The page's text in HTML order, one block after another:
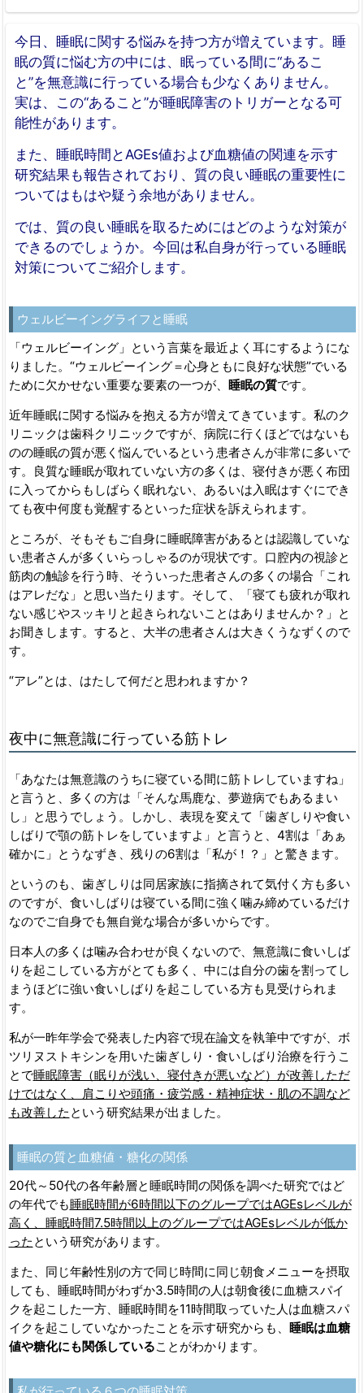
今日、睡眠に関する悩みを持つ方が増えています。睡
眠の質に悩む方の中には、眠っている間に“あるこ
と”を無意識に行っている場合も少なくありません。
実は、この“あること”が睡眠障害のトリガーとなる可
能性があります。
また、睡眠時間とAGEs値および血糖値の関連を示す
研究結果も報告されており、質の良い睡眠の重要性に
ついてはもはや疑う余地がありません。
では、質の良い睡眠を取るためにはどのような対策が
できるのでしょうか。今回は私自身が行っている睡眠
対策についてご紹介します。
ウェルビーイングライフと睡眠
「ウェルビーイング」という言葉を最近よく耳にするようにな
りました。“ウェルビーイング＝心身ともに良好な状態”でいる
ために欠かせない重要な要素の一つが、
睡眠の質です。
近年睡眠に関する悩みを抱える方が増えてきています。私のク
リニックは歯科クリニックですが、病院に行くほどではないも
のの睡眠の質が悪く悩んでいるという患者さんが非常に多いで
す。良質な睡眠が取れていない方の多くは、寝付きが悪く布団
に入ってからもしばらく眠れない、あるいは入眠はすぐにでき
ても夜中何度も覚醒するといった症状を訴えられます。
ところが、そもそもご自身に睡眠障害があるとは認識していな
い患者さんが多くいらっしゃるのが現状です。口腔内の視診と
筋肉の触診を行う時、そういった患者さんの多くの場合「これ
はアレだな」と思い当たります。そして、「寝ても疲れが取れ
ない感じやスッキリと起きられないことはありませんか？」と
お聞きします。すると、大半の患者さんは大きくうなずくので
す。
“アレ”とは、はたして何だと思われますか？
夜中に無意識に行っている筋トレ
「あなたは無意識のうちに寝ている間に筋トレしていますね」
と言うと、多くの方は「そんな馬鹿な、夢遊病でもあるまい
し」と思うでしょう。しかし、表現を変えて「歯ぎしりや食い
しばりで顎の筋トレをしていますよ」と言うと、4割は「あぁ
確かに」とうなずき、残りの6割は「私が！？」と驚きます。
というのも、歯ぎしりは同居家族に指摘されて気付く方も多い
のですが、食いしばりは寝ている間に強く噛み締めているだけ
なのでご自身でも無自覚な場合が多いからです。
日本人の多くは噛み合わせが良くないので、無意識に食いしば
りを起こしている方がとても多く、中には自分の歯を割ってし
まうほどに強い食いしばりを起こしている方も見受けられま
す。
私が一昨年学会で発表した内容で現在論文を執筆中ですが、ボ
ツリヌストキシンを用いた歯ぎしり・食いしばり治療を行うこ
とで睡眠障害（眠りが浅い、寝付きが悪いなど）が改善しただ
けではなく、肩こりや頭痛・疲労感・精神症状・肌の不調など
も改善した という研究結果が出ました。
睡眠の質と血糖値・糖化の関係
20代～50代の各年齢層と睡眠時間の関係を調べた研究ではど
の年代でも睡眠時間が6時間以下のグループではAGEsレベルが
高く、睡眠時間7.5時間以上のグループではAGEsレベルが低か
った という研究があります。
また、同じ年齢性別の方で同じ時間に同じ朝食メニューを摂取
しても、睡眠時間がわずか3.5時間の人は朝食後に血糖スパイ
クを起こした一方、睡眠時間を11時間取っていた人は血糖スパ
イクを起こしていなかったことを示す研究からも、
睡眠は血糖
値や糖化にも関係していることがわかります。